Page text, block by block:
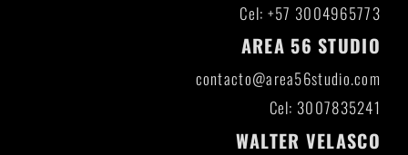
Cel: +57 3004965773
AREA 56 STUDIO
contacto@area56studio.com
Cel: 3007835241
WALTER VELASCO